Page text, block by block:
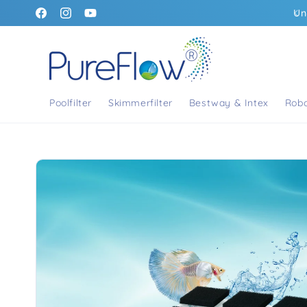
zum
Inhalt
https://www.facebook.com/people/PureFlow-
https://www.instagram.com/
https://www.youtube.com/
PureFlow® – einfach genial filtern
Poolfilter Skimmerfilter Bestway & Intex
Zu